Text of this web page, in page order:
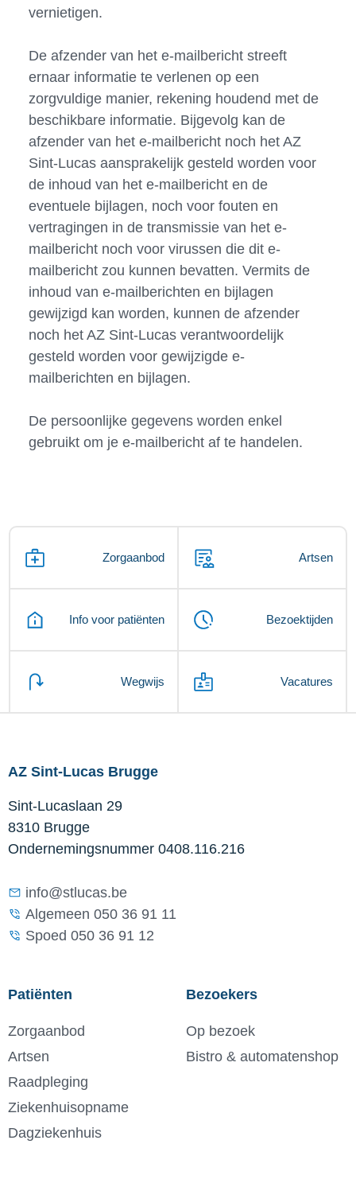
vernietigen.
De afzender van het e-mailbericht streeft
ernaar informatie te verlenen op een
zorgvuldige manier, rekening houdend met de
beschikbare informatie. Bijgevolg kan de
afzender van het e-mailbericht noch het AZ
Sint-Lucas aansprakelijk gesteld worden voor
de inhoud van het e-mailbericht en de
eventuele bijlagen, noch voor fouten en
vertragingen in de transmissie van het e-
mailbericht noch voor virussen die dit e-
mailbericht zou kunnen bevatten. Vermits de
inhoud van e-mailberichten en bijlagen
gewijzigd kan worden, kunnen de afzender
noch het AZ Sint-Lucas verantwoordelijk
gesteld worden voor gewijzigde e-
mailberichten en bijlagen.
De persoonlijke gegevens worden enkel
gebruikt om je e-mailbericht af te handelen.
Zorgaanbod Artsen
Info voor patiënten Bezoektijden
Wegwijs Vacatures
AZ Sint-Lucas Brugge
Sint-Lucaslaan 29
8310 Brugge
Ondernemingsnummer 0408.116.216
info@stlucas.be
Algemeen 050 36 91 11
Spoed 050 36 91 12
Patiënten
Zorgaanbod
Artsen
Raadpleging
Ziekenhuisopname
Dagziekenhuis
Bezoekers
Op bezoek
Bistro & automatenshop